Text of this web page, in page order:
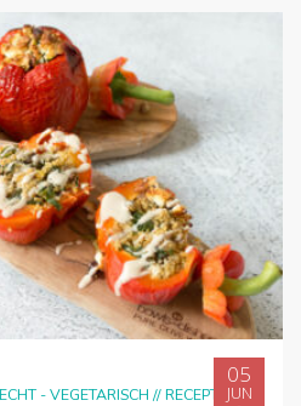
- VEGETARISCH //RECEPTEN
05
JUN